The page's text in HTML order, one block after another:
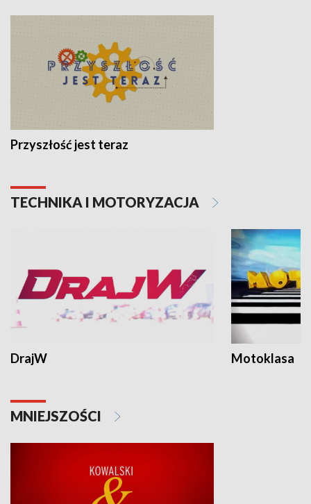
Przyszłość jest teraz
TECHNIKA I MOTORYZACJA
DrajW Motoklasa
MNIEJSZOŚCI